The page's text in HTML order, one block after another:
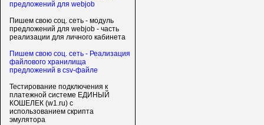
предложений для webjob
Пишем свою соц. сеть - модуль
предложений для webjob - часть
реализации для личного кабинета
Пишем свою соц. сеть - Реализация
файлового хранилища
предложений в csv-файле
Тестирование подключения к
платежной системе ЕДИНЫЙ
КОШЕЛЕК (w1.ru) с
использованием скрипта
эмулятора